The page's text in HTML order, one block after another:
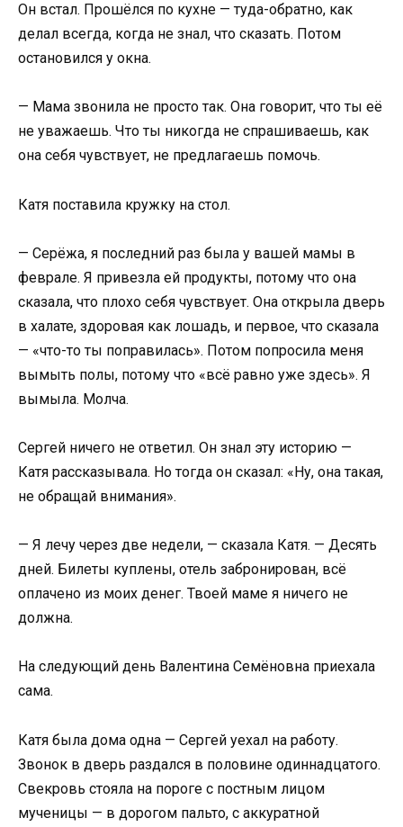
Он встал. Прошёлся по кухне — туда-обратно, как
делал всегда, когда не знал, что сказать. Потом
остановился у окна.
— Мама звонила не просто так. Она говорит, что ты её
не уважаешь. Что ты никогда не спрашиваешь, как
она себя чувствует, не предлагаешь помочь.
Катя поставила кружку на стол.
— Серёжа, я последний раз была у вашей мамы в
феврале. Я привезла ей продукты, потому что она
сказала, что плохо себя чувствует. Она открыла дверь
в халате, здоровая как лошадь, и первое, что сказала
— «что-то ты поправилась». Потом попросила меня
вымыть полы, потому что «всё равно уже здесь». Я
вымыла. Молча.
Сергей ничего не ответил. Он знал эту историю —
Катя рассказывала. Но тогда он сказал: «Ну, она такая,
не обращай внимания».
— Я лечу через две недели, — сказала Катя. — Десять
дней. Билеты куплены, отель забронирован, всё
оплачено из моих денег. Твоей маме я ничего не
должна.
На следующий день Валентина Семёновна приехала
сама.
Катя была дома одна — Сергей уехал на работу.
Звонок в дверь раздался в половине одиннадцатого.
Свекровь стояла на пороге с постным лицом
мученицы — в дорогом пальто, с аккуратной